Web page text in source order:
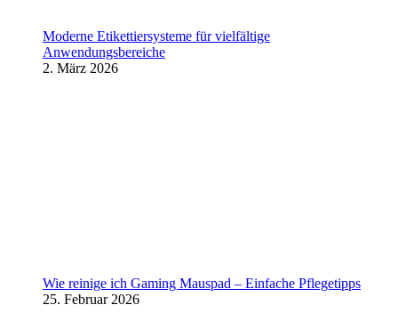
Moderne Etikettiersysteme für vielfältige
Anwendungsbereiche
2. März 2026
Wie reinige ich Gaming Mauspad – Einfache Pflegetipps
25. Februar 2026